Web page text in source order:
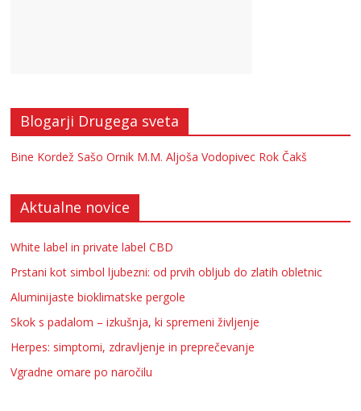
Blogarji Drugega sveta
Bine Kordež Sašo Ornik M.M. Aljoša Vodopivec Rok Čakš
Aktualne novice
White label in private label CBD
Prstani kot simbol ljubezni: od prvih obljub do zlatih obletnic
Aluminijaste bioklimatske pergole
Skok s padalom – izkušnja, ki spremeni življenje
Herpes: simptomi, zdravljenje in preprečevanje
Vgradne omare po naročilu